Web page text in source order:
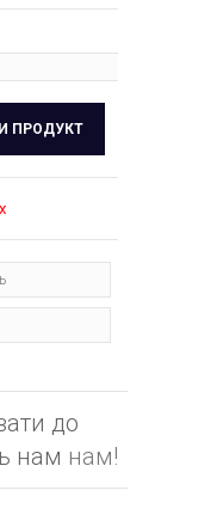
ПРОДУКТ
до
нам нам!